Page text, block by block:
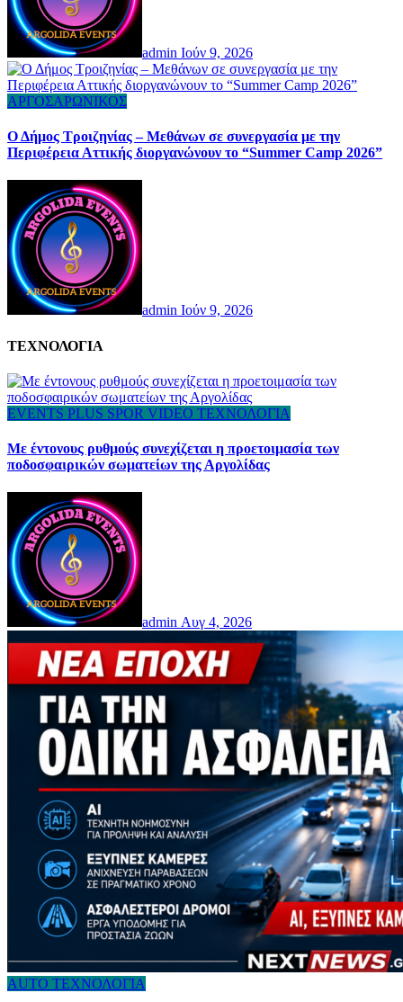
admin Ιούν 9, 2026
ΑΡΓΟΣΑΡΩΝΙΚΟΣ
Ο Δήμος Τροιζηνίας – Μεθάνων σε συνεργασία με την
Περιφέρεια Αττικής διοργανώνουν το “Summer Camp 2026”
admin Ιούν 9, 2026
ΤΕΧΝΟΛΟΓΙΑ
EVENTS PLUS SPOR VIDEO ΤΕΧΝΟΛΟΓΙΑ
Με έντονους ρυθμούς συνεχίζεται η προετοιμασία των
ποδοσφαιρικών σωματείων της Αργολίδας
admin Αυγ 4, 2026
AUTO ΤΕΧΝΟΛΟΓΙΑ